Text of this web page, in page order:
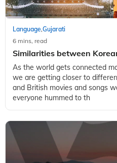
Language,Gujarati
6 mins, read
Similarities between
As the world gets connected
we are getting closer to
and British movies and songs
everyone hummed to th